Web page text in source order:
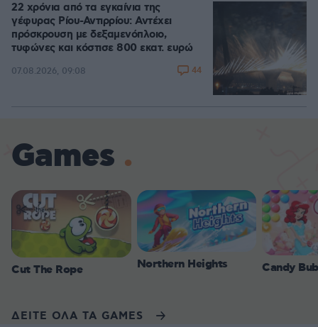
22 χρόνια από τα εγκαίνια της
γέφυρας Ρίου-Αντιρρίου: Αντέχει
πρόσκρουση με δεξαμενόπλοιο,
τυφώνες και κόστισε 800 εκατ. ευρώ
07.08.2026, 09:08 44
Games
Cut The Rope Northern Heights Candy
ΔΕΙΤΕ ΟΛΑ ΤΑ GAMES